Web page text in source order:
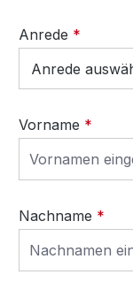
Anrede *
Vorname *
Nachname *